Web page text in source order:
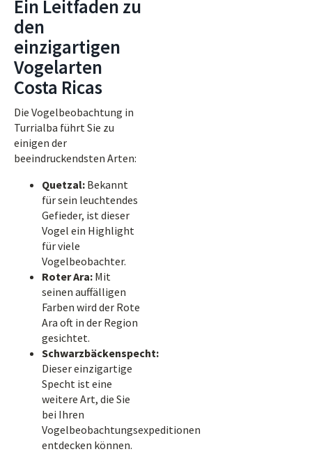
Ein Leitfaden zu
den
einzigartigen
Vogelarten
Costa Ricas
Die Vogelbeobachtung in
Turrialba führt Sie zu
einigen der
beeindruckendsten Arten:
Quetzal: Bekannt
für sein leuchtendes
Gefieder, ist dieser
Vogel ein Highlight
für viele
Vogelbeobachter.
Roter Ara: Mit
seinen auffälligen
Farben wird der Rote
Ara oft in der Region
gesichtet.
Schwarzbäckenspecht:
Dieser einzigartige
Specht ist eine
weitere Art, die Sie
bei Ihren
Vogelbeobachtungsexpeditionen
entdecken können.